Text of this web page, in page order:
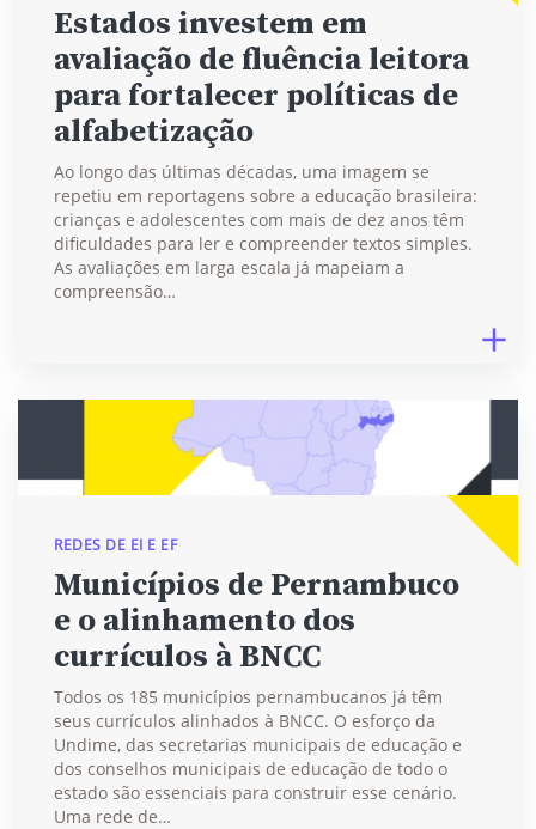
Estados investem em
avaliação de fluência leitora
para fortalecer políticas de
alfabetização
Ao longo das últimas décadas, uma imagem se
repetiu em reportagens sobre a educação brasileira:
crianças e adolescentes com mais de dez anos têm
dificuldades para ler e compreender textos simples.
As avaliações em larga escala já mapeiam a
compreensão…
REDES DE EI E EF
Municípios de Pernambuco
e o alinhamento dos
currículos à BNCC
Todos os 185 municípios pernambucanos já têm
seus currículos alinhados à BNCC. O esforço da
Undime, das secretarias municipais de educação e
dos conselhos municipais de educação de todo o
estado são essenciais para construir esse cenário.
Uma rede de…